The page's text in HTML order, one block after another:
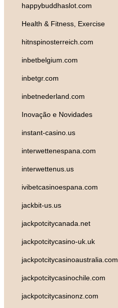
happybuddhaslot.com
Health & Fitness, Exercise
hitnspinosterreich.com
inbetbelgium.com
inbetgr.com
inbetnederland.com
Inovação e Novidades
instant-casino.us
interwettenespana.com
interwettenus.us
ivibetcasinoespana.com
jackbit-us.us
jackpotcitycanada.net
jackpotcitycasino-uk.uk
jackpotcitycasinoaustralia.com
jackpotcitycasinochile.com
jackpotcitycasinonz.com